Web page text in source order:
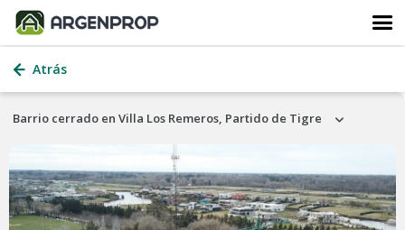
Atrás
Barrio cerrado en Villa Los Remeros, Partido de Tigre